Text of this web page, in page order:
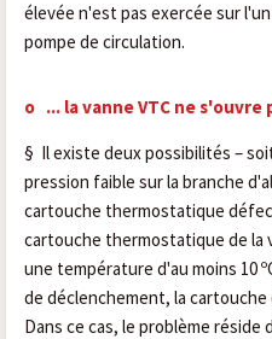
élevée n'est pas exercée sur
pompe de circulation.
o ... la vanne VTC ne
§ Il existe deux possibilités –
pression faible sur la branche
cartouche thermostatique
cartouche thermostatique de la
une température d'au moins 10
de déclenchement, la
Dans ce cas, le problème réside